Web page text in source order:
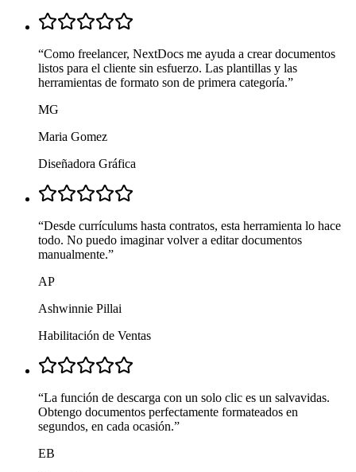
“Como freelancer, NextDocs me ayuda a crear documentos
listos para el cliente sin esfuerzo. Las plantillas y las
herramientas de formato son de primera categoría.”
MG
Maria Gomez
Diseñadora Gráfica
“Desde currículums hasta contratos, esta herramienta lo hace
todo. No puedo imaginar volver a editar documentos
manualmente.”
AP
Ashwinnie Pillai
Habilitación de Ventas
“La función de descarga con un solo clic es un salvavidas.
Obtengo documentos perfectamente formateados en
segundos, en cada ocasión.”
EB